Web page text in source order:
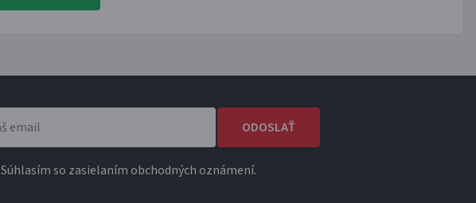
ODOSLAŤ
Súhlasím so zasielaním obchodných oznámení.